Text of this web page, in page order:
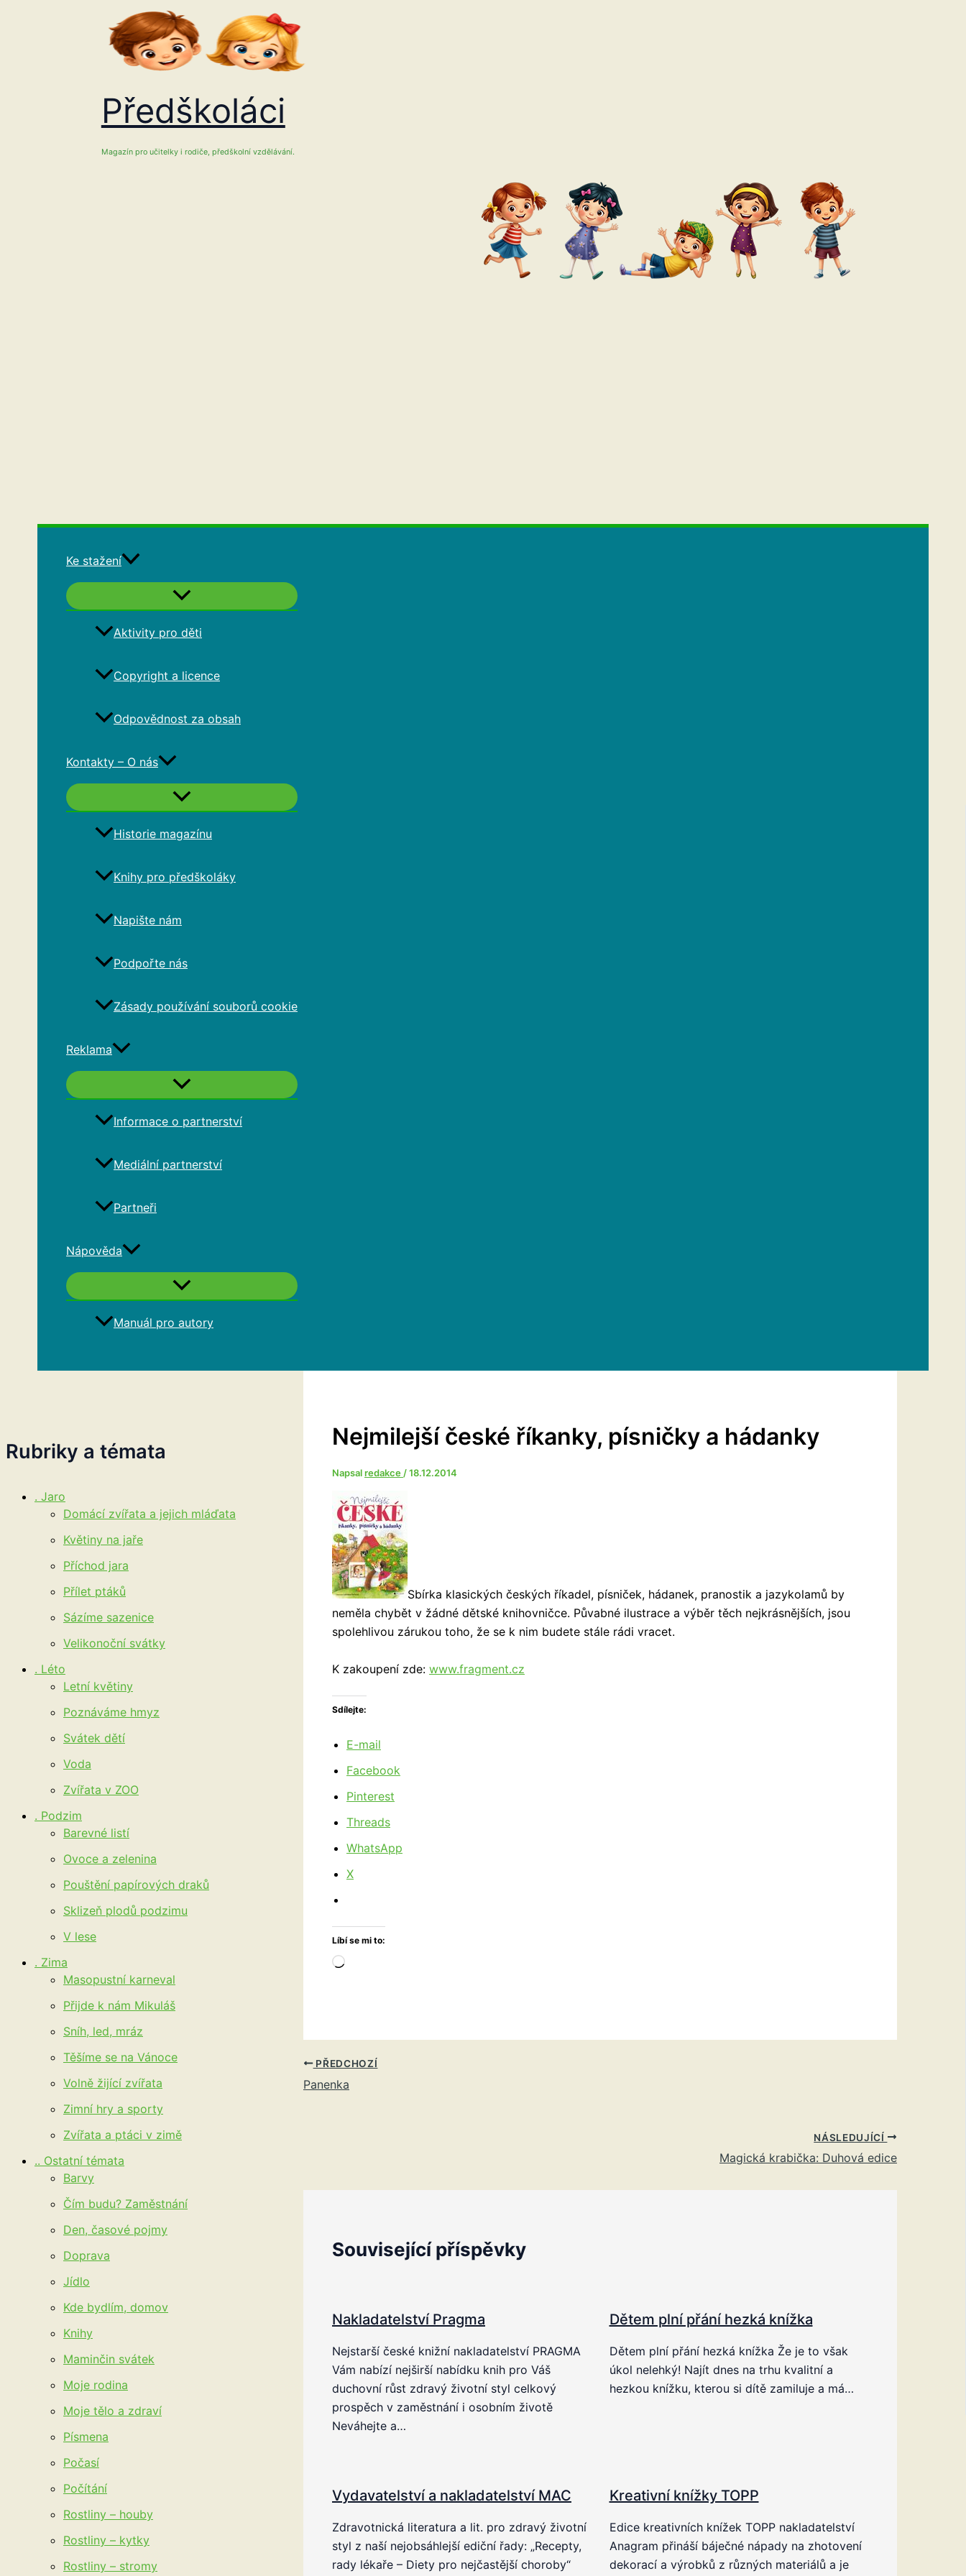
Předškoláci
Magazín pro učitelky i rodiče, předškolní vzdělávání.
Ke stažení
Aktivity pro děti
Copyright a licence
Odpovědnost za obsah
Kontakty – O nás
Historie magazínu
Knihy pro předškoláky
Napište nám
Podpořte nás
Zásady používání souborů cookie
Reklama
Informace o partnerství
Mediální partnerství
Partneři
Nápověda
Manuál pro autory
Rubriky a témata
. Jaro
Domácí zvířata a jejich mláďata
Květiny na jaře
Příchod jara
Přílet ptáků
Sázíme sazenice
Velikonoční svátky
. Léto
Letní květiny
Poznáváme hmyz
Svátek dětí
Voda
Zvířata v ZOO
. Podzim
Barevné listí
Ovoce a zelenina
Pouštění papírových draků
Sklizeň plodů podzimu
V lese
. Zima
Masopustní karneval
Přijde k nám Mikuláš
Sníh, led, mráz
Těšíme se na Vánoce
Volně žijící zvířata
Zimní hry a sporty
Zvířata a ptáci v zimě
.. Ostatní témata
Barvy
Čím budu? Zaměstnání
Den, časové pojmy
Doprava
Jídlo
Kde bydlím, domov
Knihy
Maminčin svátek
Moje rodina
Moje tělo a zdraví
Písmena
Počasí
Počítání
Rostliny – houby
Rostliny – kytky
Rostliny – stromy
Nejmilejší české říkanky, písničky a hádanky
Napsalredakce /18.12.2014
Sbírka klasických českých říkadel, písniček, hádanek, pranostik a jazykolamů by
neměla chybět v žádné dětské knihovničce. Půvabné ilustrace a výběr těch nejkrásnějších, jsou
spolehlivou zárukou toho, že se k nim budete stále rádi vracet.
K zakoupení zde: www.fragment.cz
Sdílejte:
E-mail
Facebook
Pinterest
Threads
WhatsApp
X
Líbí se mi to:
Načítání…
PŘEDCHOZÍ
Panenka
NÁSLEDUJÍCÍ
Magická krabička: Duhová edice
Související příspěvky
Nakladatelství Pragma
Nejstarší české knižní nakladatelství PRAGMA
Vám nabízí nejširší nabídku knih pro Váš
duchovní růst zdravý životní styl celkový
prospěch v zaměstnání i osobním životě
Neváhejte a…
Dětem plní přání hezká knížka
Dětem plní přání hezká knížka Že je to však
úkol nelehký! Najít dnes na trhu kvalitní a
hezkou knížku, kterou si dítě zamiluje a má…
Vydavatelství a nakladatelství MAC
Zdravotnická literatura a lit. pro zdravý životní
styl z naší nejobsáhlejší ediční řady: „Recepty,
rady lékaře – Diety pro nejčastější choroby“
Kreativní knížky TOPP
Edice kreativních knížek TOPP nakladatelství
Anagram přináší báječné nápady na zhotovení
dekorací a výrobků z různých materiálů a je